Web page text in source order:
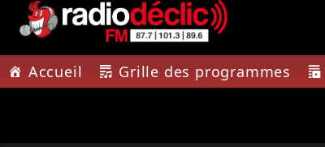
Accueil Grille des programmes